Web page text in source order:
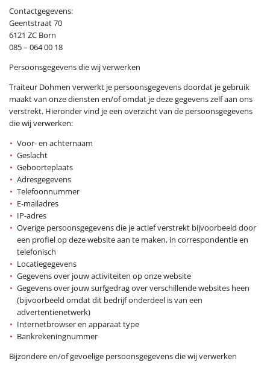
Contactgegevens:
Geentstraat 70
6121 ZC Born
085 – 064 00 18
Persoonsgegevens die wij verwerken
Traiteur Dohmen verwerkt je persoonsgegevens doordat je gebruik
maakt van onze diensten en/of omdat je deze gegevens zelf aan ons
verstrekt. Hieronder vind je een overzicht van de persoonsgegevens
die wij verwerken:
Voor- en achternaam
Geslacht
Geboorteplaats
Adresgegevens
Telefoonnummer
E-mailadres
IP-adres
Overige persoonsgegevens die je actief verstrekt bijvoorbeeld door
een profiel op deze website aan te maken, in correspondentie en
telefonisch
Locatiegegevens
Gegevens over jouw activiteiten op onze website
Gegevens over jouw surfgedrag over verschillende websites heen
(bijvoorbeeld omdat dit bedrijf onderdeel is van een
advertentienetwerk)
Internetbrowser en apparaat type
Bankrekeningnummer
Bijzondere en/of gevoelige persoonsgegevens die wij verwerken